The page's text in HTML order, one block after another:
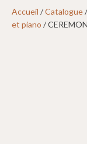
Accueil /Catalogue/
et piano /